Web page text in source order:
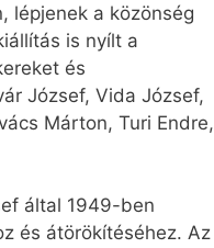
lépjenek a közönség
is nyílt a
és
József, Vida József,
Márton, Turi Endre,
által 1949-ben
és átörökítéséhez. Az